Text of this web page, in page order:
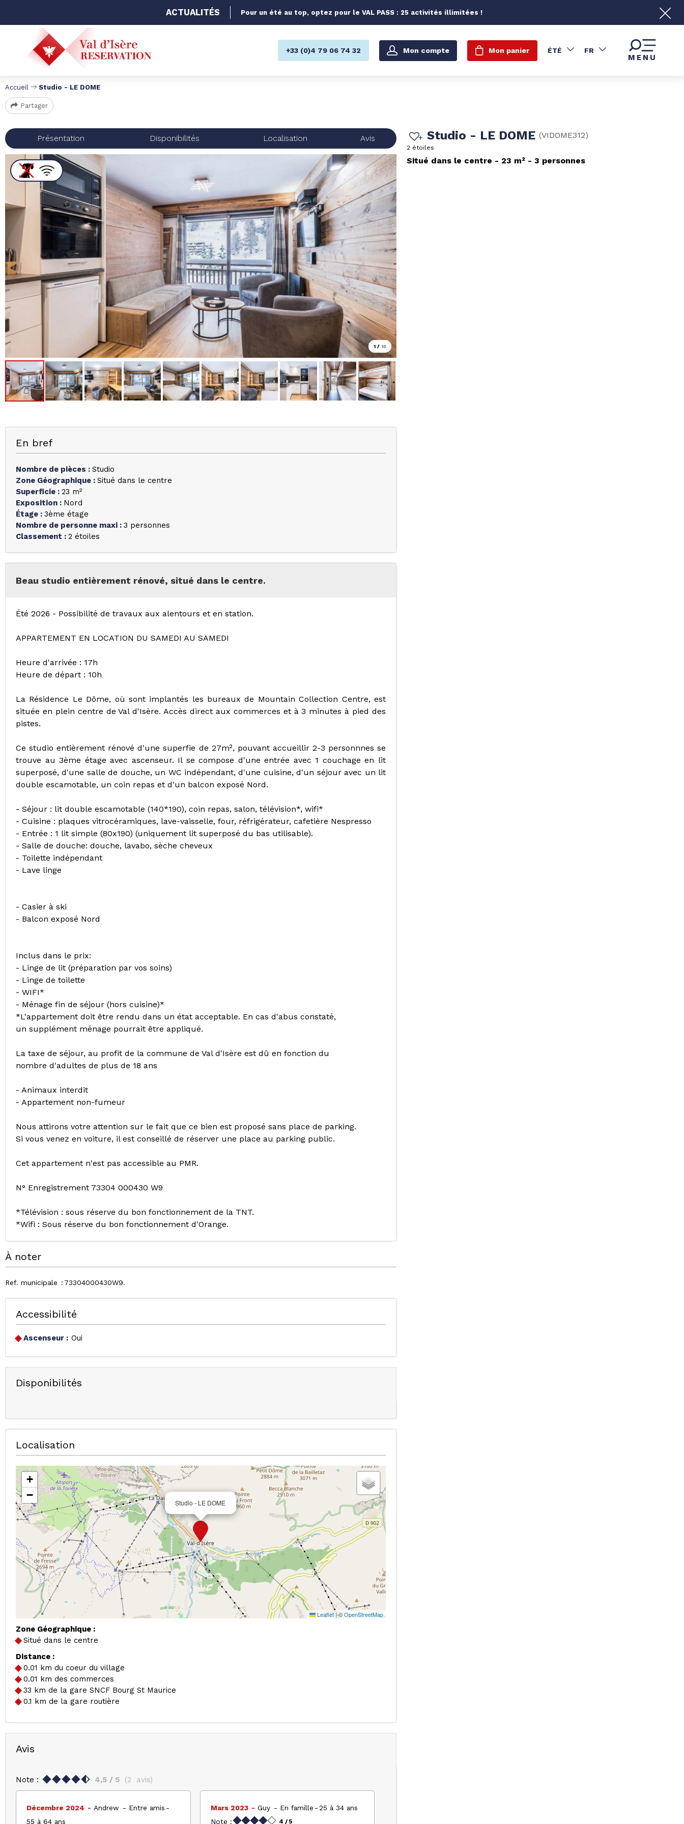
ACTUALITÉS Pour un été au top, optez pour le VAL PASS : 25 activités illimitées !
+33 (0)4 79 06 74 32 Mon compte Mon panier ÉTÉ FR
MENU
Accueil Studio - LE DOME
Partager
Présentation Disponibilités Localisation Avis
1 / 15
Studio - LE DOME (VIDOME312)
2 étoiles
Situé dans le centre 23 m² 3 personnes
En bref
Nombre de pièces : Studio
Zone Géographique : Situé dans le centre
Superficie : 23 m²
Exposition : Nord
Étage : 3ème étage
Nombre de personne maxi : 3 personnes
Classement : 2 étoiles
Beau studio entièrement rénové, situé dans le centre.
Été 2026 - Possibilité de travaux aux alentours et en station.
APPARTEMENT EN LOCATION DU SAMEDI AU SAMEDI
Heure d'arrivée : 17h
Heure de départ : 10h
La Résidence Le Dôme, où sont implantés les bureaux de Mountain Collection Centre, est
située en plein centre de Val d'Isère. Accès direct aux commerces et à 3 minutes à pied des
pistes.
Ce studio entièrement rénové d'une superfie de 27m², pouvant accueillir 2-3 personnnes se
trouve au 3ème étage avec ascenseur. Il se compose d'une entrée avec 1 couchage en lit
superposé, d'une salle de douche, un WC indépendant, d'une cuisine, d'un séjour avec un lit
double escamotable, un coin repas et d'un balcon exposé Nord.
- Séjour : lit double escamotable (140*190), coin repas, salon, télévision*, wifi*
- Cuisine : plaques vitrocéramiques, lave-vaisselle, four, réfrigérateur, cafetière Nespresso
- Entrée : 1 lit simple (80x190) (uniquement lit superposé du bas utilisable).
- Salle de douche: douche, lavabo, sèche cheveux
- Toilette indépendant
- Lave linge
- Casier à ski
- Balcon exposé Nord
Inclus dans le prix:
- Linge de lit (préparation par vos soins)
- Linge de toilette
- WIFI*
- Ménage fin de séjour (hors cuisine)*
*L'appartement doit être rendu dans un état acceptable. En cas d'abus constaté,
un supplément ménage pourrait être appliqué.
La taxe de séjour, au profit de la commune de Val d'Isère est dû en fonction du
nombre d'adultes de plus de 18 ans
- Animaux interdit
- Appartement non-fumeur
Nous attirons votre attention sur le fait que ce bien est proposé sans place de parking.
Si vous venez en voiture, il est conseillé de réserver une place au parking public.
Cet appartement n'est pas accessible au PMR.
N° Enregistrement 73304 000430 W9
*Télévision : sous réserve du bon fonctionnement de la TNT.
*Wifi : Sous réserve du bon fonctionnement d'Orange.
À noter
Ref. municipale 73304000430W9
Accessibilité
Ascenseur : Oui
Disponibilités
Localisation
Studio - LE DOME
+
−
Leaflet|©OpenStreetMap
Zone Géographique :
Situé dans le centre
Distance :
0.01 km du coeur du village
0.01 km des commerces
33 km de la gare SNCF Bourg St Maurice
0.1 km de la gare routière
Avis
Note : 4,5 / 5 (2 avis)
Décembre 2024 Andrew
Entre amis
55 à 64 ans
Mars 2023 Guy En famille
25 à 34 ans
Note :
4 / 5